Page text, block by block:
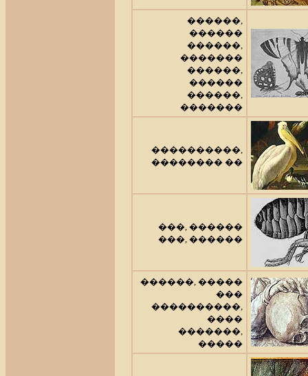
������,
������
������,
�������
������,
������
������,
�������
����������,
�������� ��
���, ������
���, ������
������, �����
���
����������,
����
�������,
�����